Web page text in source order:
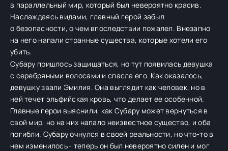
в параллельный мир, который был невероятно красив.
Наслаждаясь видами, главный герой забыл
о безопасности, о чем впоследствии пожалел. Внезапно
на него напали странные существа, которые хотели его
убить.
Субару пришлось защищаться, но тут появилась девушка
с серебряными волосами и спасла его. Как оказалось,
девушку звали Эмилия. Она выглядит как человек, но в
ней течет эльфийская кровь, что делает ее особенной.
Главные герои выяснили, как Субару может вернуться в
свой мир, но на них напало неизвестное существо, и оба
погибли. Субару очнулся в своей реальности, но что-то в
нем изменилось - теперь он был невероятно силен и мог